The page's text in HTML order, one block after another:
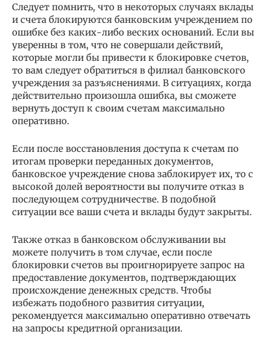
Следует помнить, что в некоторых случаях вклады
и счета блокируются банковским учреждением по
ошибке без каких-либо веских оснований. Если вы
уверенны в том, что не совершали действий,
которые могли бы привести к блокировке счетов,
то вам следует обратиться в филиал банковского
учреждения за разъяснениями. В ситуациях, когда
действительно произошла ошибка, вы сможете
вернуть доступ к своим счетам максимально
оперативно.
Если после восстановления доступа к счетам по
итогам проверки переданных документов,
банковское учреждение снова заблокирует их, то с
высокой долей вероятности вы получите отказ в
последующем сотрудничестве. В подобной
ситуации все ваши счета и вклады будут закрыты.
Также отказ в банковском обслуживании вы
можете получить в том случае, если после
блокировки счетов вы проигнорируете запрос на
предоставление документов, подтверждающих
происхождение денежных средств. Чтобы
избежать подобного развития ситуации,
рекомендуется максимально оперативно отвечать
на запросы кредитной организации.